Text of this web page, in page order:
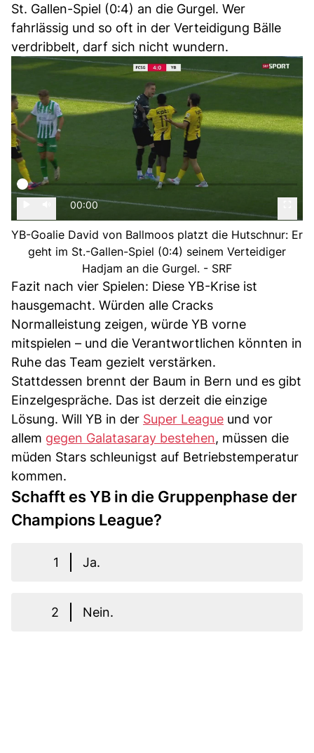
St. Gallen-Spiel (0:4) an die Gurgel. Wer
fahrlässig und so oft in der Verteidigung Bälle
verdribbelt, darf sich nicht wundern.
00:00
YB-Goalie David von Ballmoos platzt die Hutschnur: Er
geht im St.-Gallen-Spiel (0:4) seinem Verteidiger
Hadjam an die Gurgel. - SRF
Fazit nach vier Spielen: Diese YB-Krise ist
hausgemacht. Würden alle Cracks
Normalleistung zeigen, würde YB vorne
mitspielen – und die Verantwortlichen könnten in
Ruhe das Team gezielt verstärken.
Stattdessen brennt der Baum in Bern und es gibt
Einzelgespräche. Das ist derzeit die einzige
Lösung. Will YB in der Super League und vor
allem gegen Galatasaray bestehen, müssen die
müden Stars schleunigst auf Betriebstemperatur
kommen.
Schafft es YB in die Gruppenphase der
Champions League?
1 Ja.
2 Nein.